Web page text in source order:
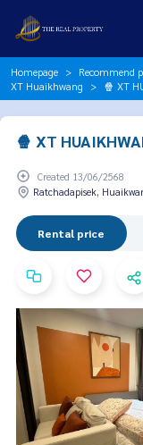
Homepage Recommend
XT Huaikhwang
🍿 XT
🍿 XT
Created 13/06/2568
Ratchadapisek,
Rental price